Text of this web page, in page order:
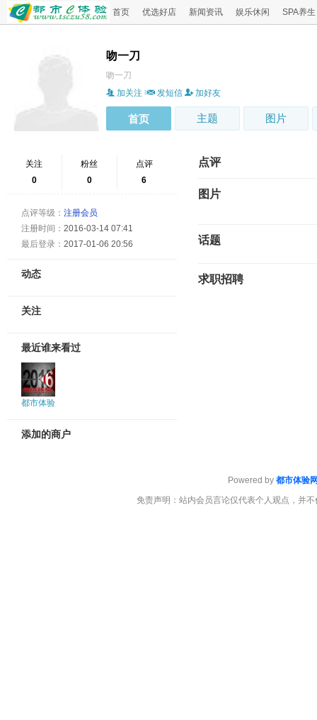
首页 优选好店 新闻资讯 娱乐休闲 SPA养生
吻一刀
吻一刀
加关注
发短信 加好友
首页 主题 图片
关注
0
粉丝
0
点评
6
点评等级： 注册会员
注册时间： 2016-03-14 07:41
最后登录： 2017-01-06 20:56
动态
关注
最近谁来看过
都市体验
添加的商户
点评
图片
话题
求职招聘
Powered by 都市体验
免责声明：站内会员言论仅代表个人观点，并